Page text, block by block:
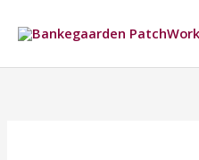
indholdet